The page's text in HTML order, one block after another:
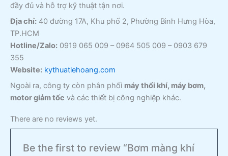
đầy đủ và hỗ trợ kỹ thuật tận nơi.
Địa chỉ: 40 đường 17A, Khu phố 2, Phường Bình Hưng Hòa,
TP.HCM
Hotline/Zalo: 0919 065 009 – 0964 505 009 – 0903 679
355
Website: kythuatlehoang.com
Ngoài ra, công ty còn phân phối máy thổi khí, máy bơm,
motor giảm tốc và các thiết bị công nghiệp khác.
There are no reviews yet.
Be the first to review “Bơm màng khí